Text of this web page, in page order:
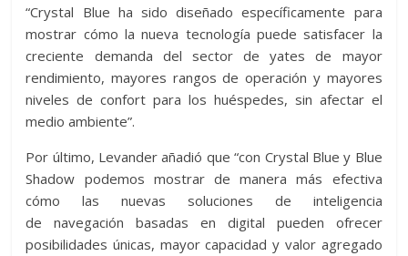
“Crystal Blue ha sido diseñado específicamente para
mostrar cómo la nueva tecnología puede satisfacer la
creciente demanda del sector de yates de mayor
rendimiento, mayores rangos de operación y mayores
niveles de confort para los huéspedes, sin afectar el
medio ambiente”.
Por último, Levander añadió que “con Crystal Blue y Blue
Shadow podemos mostrar de manera más efectiva
cómo las nuevas soluciones de inteligencia
de navegación basadas en digital pueden ofrecer
posibilidades únicas, mayor capacidad y valor agregado